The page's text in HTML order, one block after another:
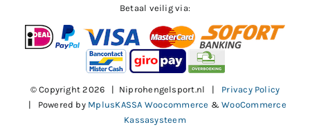
Betaal veilig via:
© Copyright2026 | Niprohengelsport.nl | Privacy Policy
| Powered by MplusKASSA Woocommerce &WooCommerce
Kassasysteem